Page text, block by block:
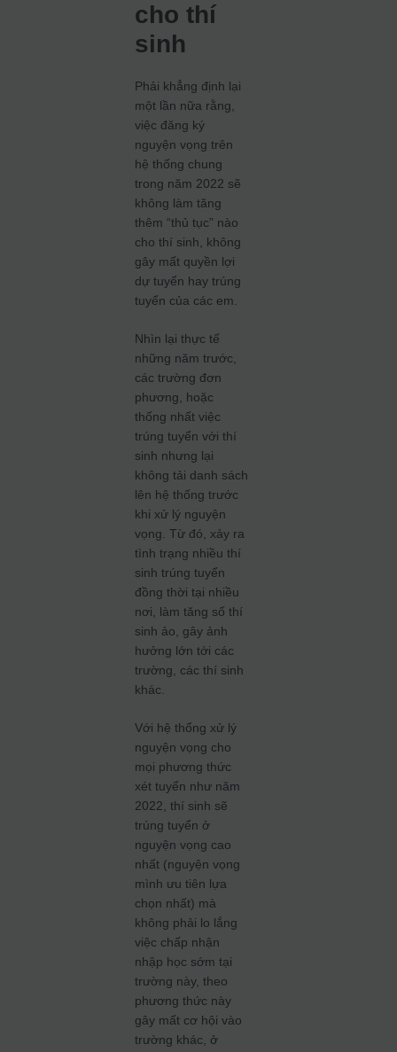
cho thí
sinh
Phải khẳng định lại
một lần nữa rằng,
việc đăng ký
nguyện vọng trên
hệ thống chung
trong năm 2022 sẽ
không làm tăng
thêm “thủ tục” nào
cho thí sinh, không
gây mất quyền lợi
dự tuyển hay trúng
tuyển của các em.
Nhìn lại thực tế
những năm trước,
các trường đơn
phương, hoặc
thống nhất việc
trúng tuyển với thí
sinh nhưng lại
không tải danh sách
lên hệ thống trước
khi xử lý nguyện
vọng. Từ đó, xảy ra
tình trạng nhiều thí
sinh trúng tuyển
đồng thời tại nhiều
nơi, làm tăng số thí
sinh ảo, gây ảnh
hưởng lớn tới các
trường, các thí sinh
khác.
Với hệ thổng xử lý
nguyện vọng cho
mọi phương thức
xét tuyển như năm
2022, thí sinh sẽ
trúng tuyển ở
nguyện vọng cao
nhất (nguyện vọng
mình ưu tiên lựa
chọn nhất) mà
không phải lo lắng
việc chấp nhận
nhập học sớm tại
trường này, theo
phương thức này
gây mất cơ hội vào
trường khác, ở